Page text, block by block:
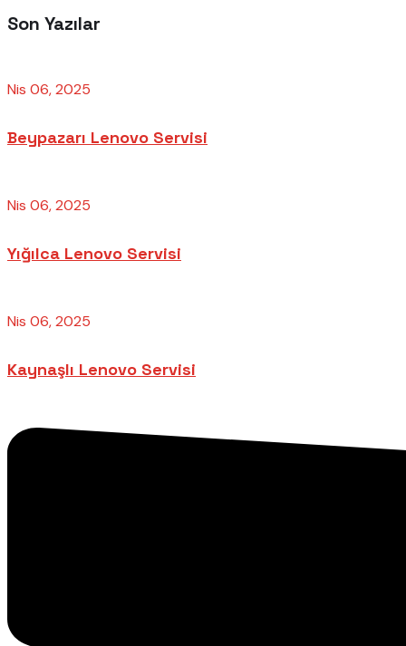
Son Yazılar
Nis 06, 2025
Beypazarı Lenovo Servisi
Nis 06, 2025
Yığılca Lenovo Servisi
Nis 06, 2025
Kaynaşlı Lenovo Servisi